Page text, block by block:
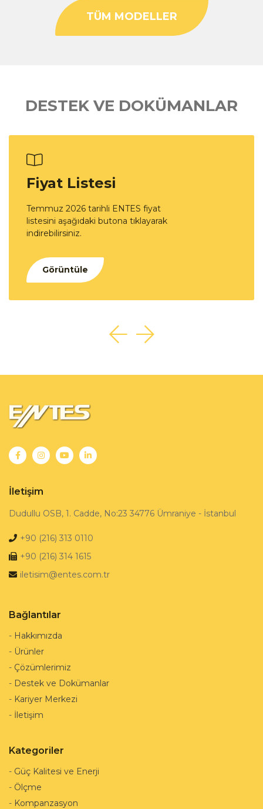
TÜM MODELLER
DESTEK VE DOKÜMANLAR
Fiyat Listesi
Temmuz 2026 tarihli ENTES fiyat
listesini aşağıdaki butona tıklayarak
indirebilirsiniz.
Görüntüle
İletişim
Dudullu OSB, 1. Cadde, No:23 34776 Ümraniye - İstanbul
+90 (216) 313 0110
+90 (216) 314 1615
iletisim@entes.com.tr
Bağlantılar
- Hakkımızda
- Ürünler
- Çözümlerimiz
- Destek ve Dokümanlar
- Kariyer Merkezi
- İletişim
Kategoriler
- Güç Kalitesi ve Enerji
- Ölçme
- Kompanzasyon